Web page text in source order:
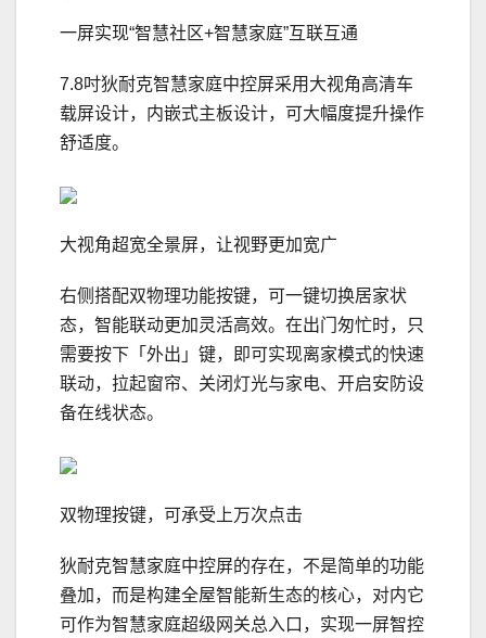
一屏实现“智慧社区+智慧家庭”互联互通
7.8吋狄耐克智慧家庭中控屏采用大视角高清车
载屏设计，内嵌式主板设计，可大幅度提升操作
舒适度。
大视角超宽全景屏，让视野更加宽广
右侧搭配双物理功能按键，可一键切换居家状
态，智能联动更加灵活高效。在出门匆忙时，只
需要按下「外出」键，即可实现离家模式的快速
联动，拉起窗帘、关闭灯光与家电、开启安防设
备在线状态。
双物理按键，可承受上万次点击
狄耐克智慧家庭中控屏的存在，不是简单的功能
叠加，而是构建全屋智能新生态的核心，对内它
可作为智慧家庭超级网关总入口，实现一屏智控